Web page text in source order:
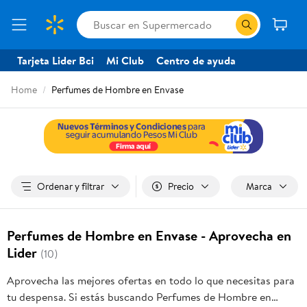
Tarjeta Lider Bci Mi Club Centro de ayuda
Home Perfumes de Hombre en Envase
Ordenar y filtrar Precio Marca
Perfumes de Hombre en Envase - Aprovecha en
Lider (10)
Aprovecha las mejores ofertas en todo lo que necesitas para
tu despensa. Si estás buscando Perfumes de Hombre en